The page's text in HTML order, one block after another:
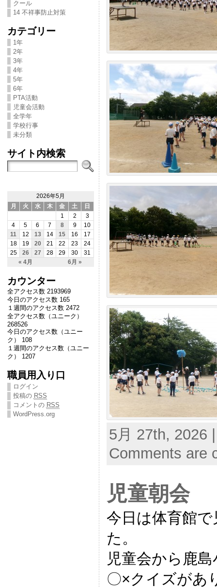
クール
14 不祥事防止対策
カテゴリー
1年
2年
3年
4年
5年
6年
PTA活動
児童会活動
全学年
学校行事
未分類
サイト内検索
2026年5月
月
火 水 木 金 土 日
« 4月 6月 »
1 2
3
4
5 6 7 8 9
10
11
12 13 14 15 16
17
18
19 20 21 22 23
24
25
26 27 28 29 30 31
カウンター
全アクセス数 2193969
今日のアクセス数 165
１週間のアクセス数 2472
全アクセス数（ユニーク）
268526
今日のアクセス数（ユニー
ク） 108
１週間のアクセス数（ユニー
ク） 1207
職員用入り口
ログイン
投稿の RSS
コメントの RSS
WordPress.org
5月 27th, 2026
Comments are
児童朝会
今日は体育館
た。
児童会から鹿
〇×クイズがあ